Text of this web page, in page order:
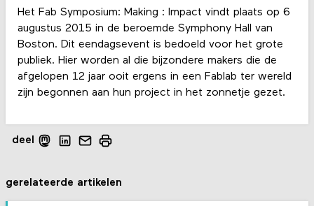
Het Fab Symposium: Making : Impact vindt plaats op 6
augustus 2015 in de beroemde Symphony Hall van
Boston. Dit eendagsevent is bedoeld voor het grote
publiek. Hier worden al die bijzondere makers die de
afgelopen 12 jaar ooit ergens in een Fablab ter wereld
zijn begonnen aan hun project in het zonnetje gezet.
deel
gerelateerde artikelen